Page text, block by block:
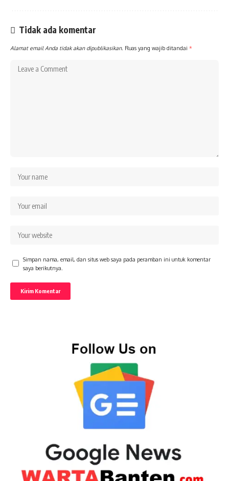
Tidak ada komentar
Alamat email Anda tidak akan dipublikasikan. Ruas yang wajib ditandai *
Simpan nama, email, dan situs web saya pada peramban ini untuk komentar
saya berikutnya.